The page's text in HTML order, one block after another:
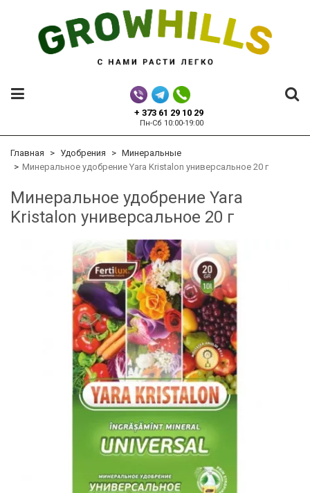
+ 373 61 29 10 29
Пн-Сб 10:00-19:00
Главная Удобрения
Минеральные
Минеральное удобрение Yara Kristalon универсальное 20 г
Минеральное удобрение Yara
Kristalon универсальное 20 г